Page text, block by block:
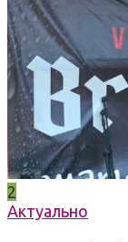
2
Актуально